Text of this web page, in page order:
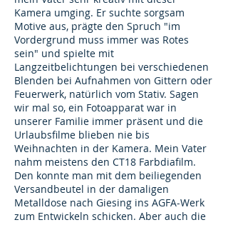
Kamera umging. Er suchte sorgsam
Motive aus, prägte den Spruch "im
Vordergrund muss immer was Rotes
sein" und spielte mit
Langzeitbelichtungen bei verschiedenen
Blenden bei Aufnahmen von Gittern oder
Feuerwerk, natürlich vom Stativ. Sagen
wir mal so, ein Fotoapparat war in
unserer Familie immer präsent und die
Urlaubsfilme blieben nie bis
Weihnachten in der Kamera. Mein Vater
nahm meistens den CT18 Farbdiafilm.
Den konnte man mit dem beiliegenden
Versandbeutel in der damaligen
Metalldose nach Giesing ins AGFA-Werk
zum Entwickeln schicken. Aber auch die